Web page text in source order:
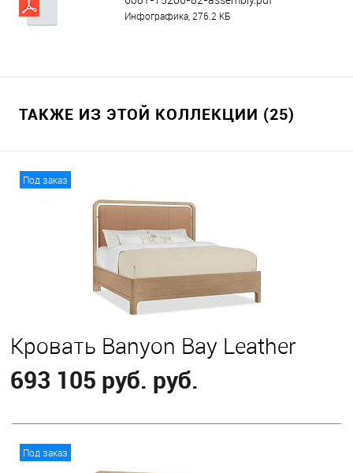
Инфографика, 276.2 КБ
ТАКЖЕ ИЗ ЭТОЙ КОЛЛЕКЦИИ (25)
Под заказ
Кровать Banyon Bay Leather
693 105 руб. руб.
Под заказ